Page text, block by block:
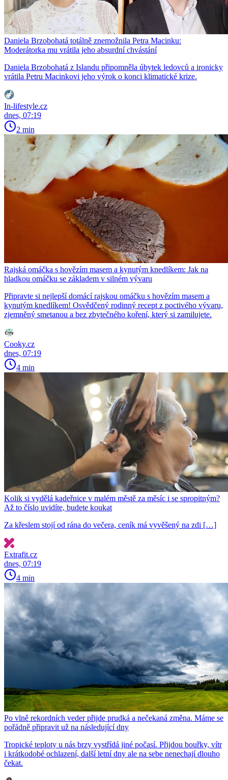
Daniela Brzobohatá totálně znemožnila Petra Macinku:
Moderátorka mu vrátila jeho absurdní chvástání
Daniela Brzobohatá z Islandu připomněla úbytek ledovců a ironicky
vrátila Petru Macinkovi jeho výrok o konci klimatické krize.
In-lifestyle.cz
dnes, 07:19
2 min
Rajská omáčka s hovězím masem a kynutým knedlíkem: Jak na
hladkou omáčku se základem v silném vývaru
Připravte si nejlepší domácí rajskou omáčku s hovězím masem a
kynutým knedlíkem! Osvědčený rodinný recept z poctivého vývaru,
zjemněný smetanou a bez zbytečného koření, který si zamilujete.
Cooky.cz
dnes, 07:19
4 min
Kolik si vydělá kadeřnice v malém městě za měsíc i se spropitným?
Až to číslo uvidíte, budete koukat
Za křeslem stojí od rána do večera, ceník má vyvěšený na zdi […]
Extrafit.cz
dnes, 07:19
4 min
Po vlně rekordních veder přijde prudká a nečekaná změna. Máme se
pořádně připravit už na následující dny
Tropické teploty u nás brzy vystřídá jiné počasí. Přijdou bouřky, vítr
i krátkodobé ochlazení, další letní dny ale na sebe nenechají dlouho
čekat.